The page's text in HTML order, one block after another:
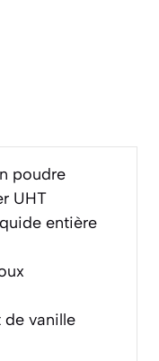
poudre
UHT
entière
vanille